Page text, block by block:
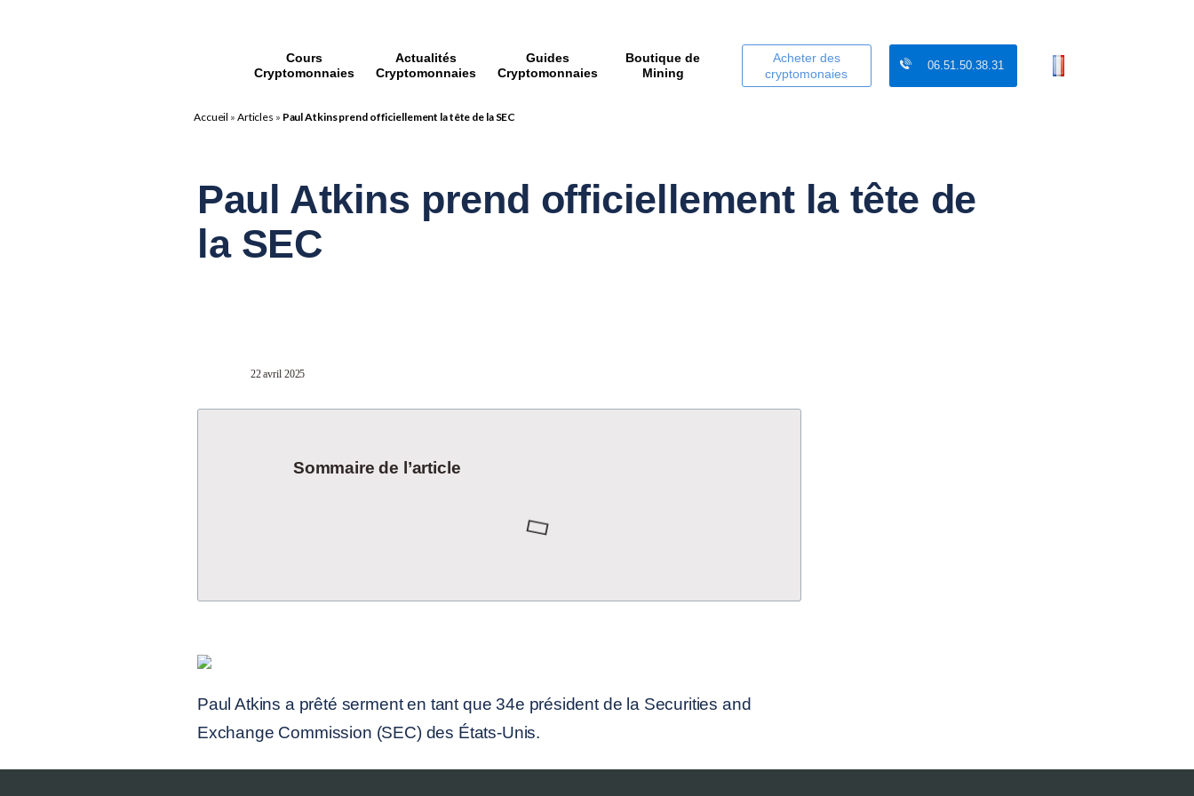
Cours
Cryptomonnaies
Actualités
Cryptomonnaies
Guides
Cryptomonnaies
Boutique de
Mining
Acheter des
cryptomonaies
06.51.50.38.31
Accueil » Articles » Paul Atkins prend officiellement la tête de la SEC
Paul Atkins prend officiellement la tête de
la SEC
22 avril 2025
Sommaire de l’article
Paul Atkins a prêté serment en tant que 34e président de la Securities and
Exchange Commission (SEC) des États-Unis.